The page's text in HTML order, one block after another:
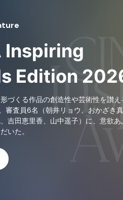
Inspiring
Edition
づくる作品の創造性や芸術性を讃え
審査員6名（朝井リョウ、おかざき
吉田恵里香、山中遥子）に、意欲あ
いた。